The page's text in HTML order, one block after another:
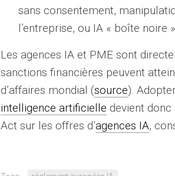
sans consentement,
l’entreprise, ou IA « boîte noire
Les agences IA et PME sont
sanctions financières peuvent
d’affaires mondial (source).
intelligence artificielle devient donc
Act sur les offres d’agences IA,